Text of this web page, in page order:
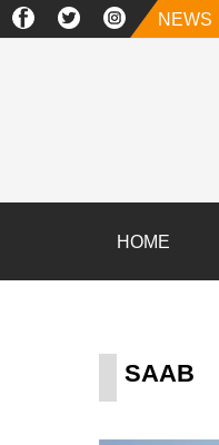
NEWS
HOME
SAAB